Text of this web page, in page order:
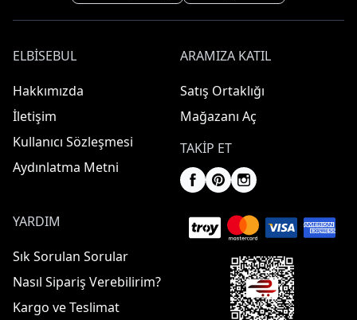
ELBISEBUL
Hakkımızda
İletişim
Kullanıcı Sözleşmesi
Aydınlatma Metni
ARAMIZA KATIL
Satış Ortaklığı
Mağazanı Aç
TAKIP ET
YARDIM
Sık Sorulan Sorular
Nasıl Sipariş Verebilirim?
Kargo ve Teslimat